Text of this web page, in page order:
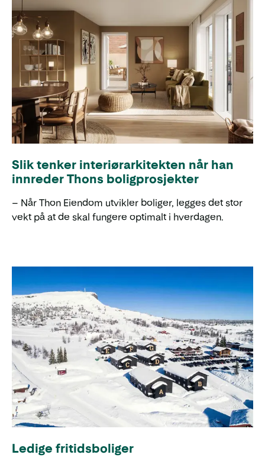
Slik tenker interiørarkitekten når han
innreder Thons boligprosjekter
– Når Thon Eiendom utvikler boliger, legges det stor
vekt på at de skal fungere optimalt i hverdagen.
Ledige fritidsboliger